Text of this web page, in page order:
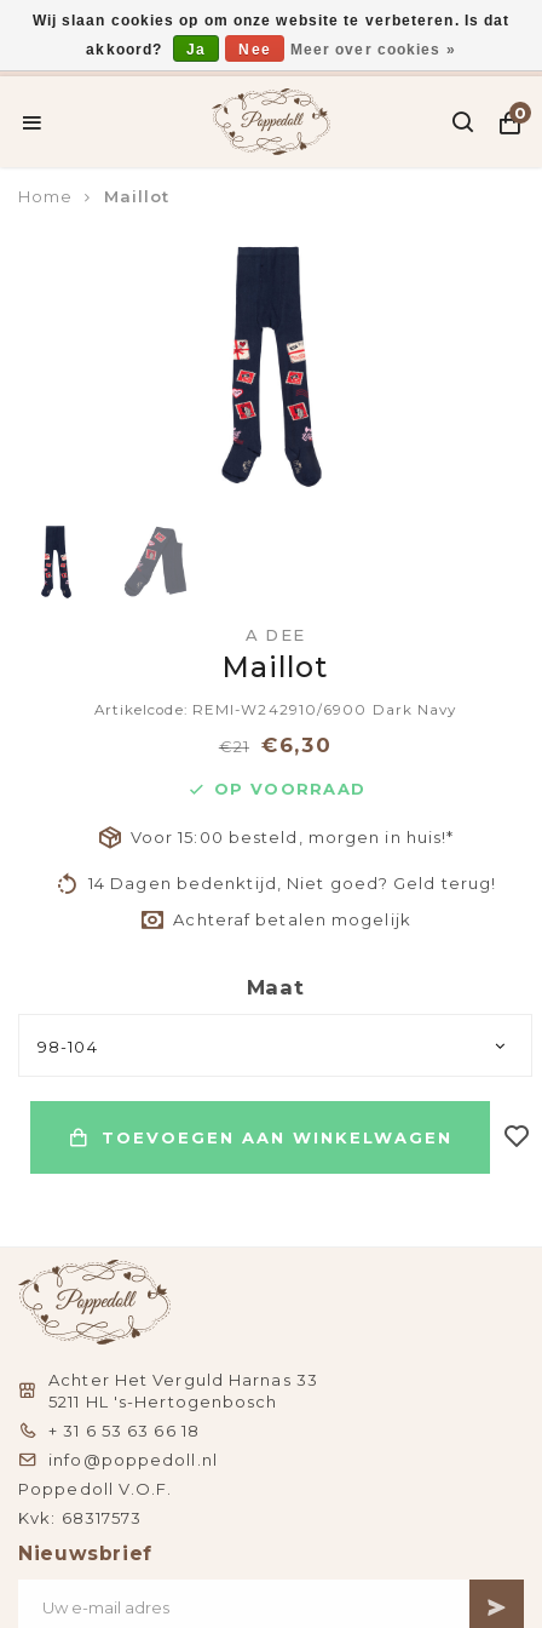
Voor 15:00 uur besteld, vandaag verzonden*
0
Home Maillot
A DEE
Maillot
Artikelcode: REMI-W242910/6900 Dark Navy
€21 €6,30
OP VOORRAAD
Voor 15:00 besteld, morgen in huis!*
14 Dagen bedenktijd, Niet goed? Geld terug!
Achteraf betalen mogelijk
Maat
98-104
TOEVOEGEN AAN WINKELWAGEN
Achter Het Verguld Harnas 33
5211 HL 's-Hertogenbosch
+ 31 6 53 63 66 18
info@poppedoll.nl
Poppedoll V.O.F.
Kvk: 68317573
Nieuwsbrief
Wij slaan cookies op om onze website te verbeteren. Is dat
akkoord?
Ja Nee Meer over cookies »